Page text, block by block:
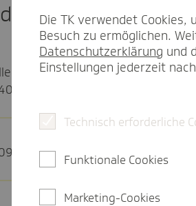
Sie
18
Heilbronn
Hamburg
Die TK verwendet
Besuch zu ermöglichen.
Datenschutzerklärung und
Einstellungen jederzeit
Technisch erforderliche
Funktionale Cookies
Marketing-Cookies